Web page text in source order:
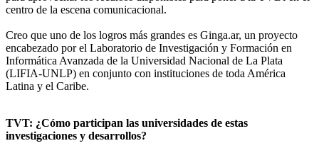
centro de la escena comunicacional.
Creo que uno de los logros más grandes es Ginga.ar, un proyecto
encabezado por el Laboratorio de Investigación y Formación en
Informática Avanzada de la Universidad Nacional de La Plata
(LIFIA-UNLP) en conjunto con instituciones de toda América
Latina y el Caribe.
TVT: ¿Cómo participan las universidades de estas
investigaciones y desarrollos?